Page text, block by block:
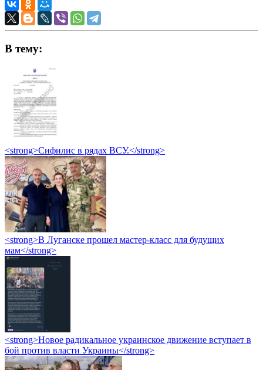
В тему:
<strong>Сифилис в рядах ВСУ.</strong>
<strong>В Луганске прошел мастер-класс для будущих
мам</strong>
<strong>Новое радикальное украинское движение вступает в
бой против власти Украины</strong>